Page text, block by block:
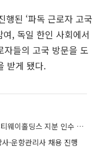
행된 ‘파독 근로자 고국
, 독일 한인 사회에서
자들의 고국 방문을 도
받게 됐다.
대명소노, 티웨이항공 품었다…티웨이홀딩스 지분 인수 계약 체결
·운항관리사 채용 진행